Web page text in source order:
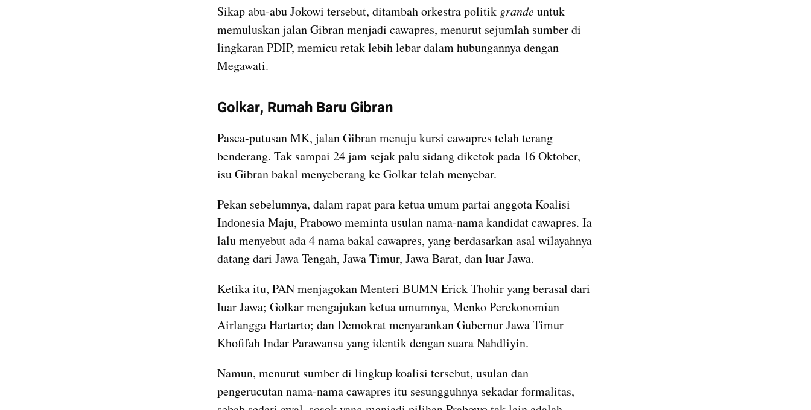
Sikap abu-abu Jokowi tersebut, ditambah orkestra politik grande untuk
memuluskan jalan Gibran menjadi cawapres, menurut sejumlah sumber di
lingkaran PDIP, memicu retak lebih lebar dalam hubungannya dengan
Megawati.
Golkar, Rumah Baru Gibran
Pasca-putusan MK, jalan Gibran menuju kursi cawapres telah terang
benderang. Tak sampai 24 jam sejak palu sidang diketok pada 16 Oktober,
isu Gibran bakal menyeberang ke Golkar telah menyebar.
Pekan sebelumnya, dalam rapat para ketua umum partai anggota Koalisi
Indonesia Maju, Prabowo meminta usulan nama-nama kandidat cawapres. Ia
lalu menyebut ada 4 nama bakal cawapres, yang berdasarkan asal wilayahnya
datang dari Jawa Tengah, Jawa Timur, Jawa Barat, dan luar Jawa.
Ketika itu, PAN menjagokan Menteri BUMN Erick Thohir yang berasal dari
luar Jawa; Golkar mengajukan ketua umumnya, Menko Perekonomian
Airlangga Hartarto; dan Demokrat menyarankan Gubernur Jawa Timur
Khofifah Indar Parawansa yang identik dengan suara Nahdliyin.
Namun, menurut sumber di lingkup koalisi tersebut, usulan dan
pengerucutan nama-nama cawapres itu sesungguhnya sekadar formalitas,